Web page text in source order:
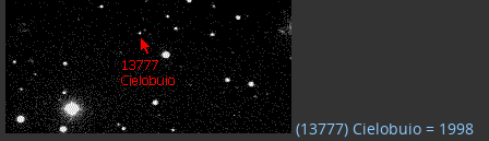
(13777) Cielobuio = 1998